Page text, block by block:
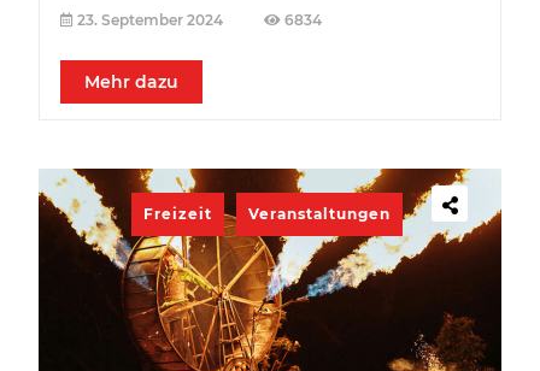
23. September 2024 6834
Mehr dazu
Freizeit Veranstaltungen